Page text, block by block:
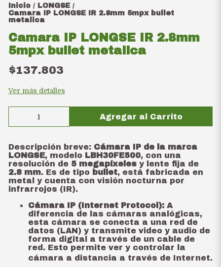
Inicio / LONGSE /
Camara IP LONGSE IR 2.8mm 5mpx bullet
metalica
Camara IP LONGSE IR 2.8mm
5mpx bullet metalica
$137.803
Ver más detalles
Agregar al Carrito
Descripción breve: Cámara IP de la marca
LONGSE, modelo LBH30FE500, con una
resolución de 5 megapíxelesy lente fija de
2.8 mm. Es de tipo bullet, está fabricada en
metal y cuenta con visión nocturna por
infrarrojos (IR).
Cámara IP (Internet Protocol):A
diferencia de las cámaras analógicas,
esta cámara se conecta a una red de
datos (LAN) y transmite video y audio de
forma digital a través de un cable de
red. Esto permite ver y controlar la
cámara a distancia a través de Internet.